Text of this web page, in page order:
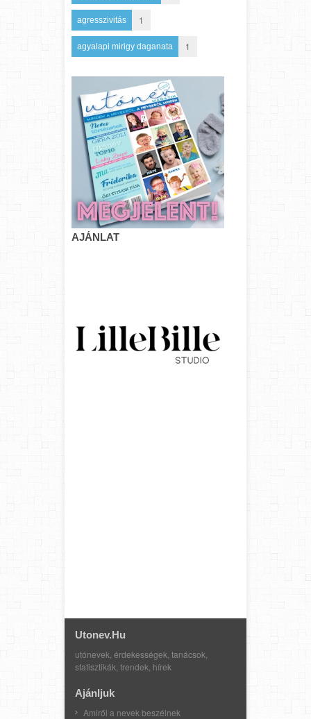
agresszivitás 1
agyalapi mirigy daganata 1
AJÁNLAT
Utonev.hu
utónevek, érdekességek, tanácsok,
statisztikák, trendek, hírek
Ajánljuk
Amiről a nevek beszélnek